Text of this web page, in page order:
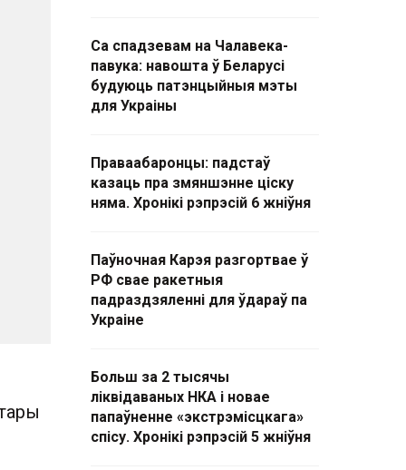
Са спадзевам на Чалавека-
павука: навошта ў Беларусі
будуюць патэнцыйныя мэты
для Украіны
Праваабаронцы: падстаў
казаць пра змяншэнне ціску
няма. Хронікі рэпрэсій 6 жніўня
Паўночная Карэя разгортвае ў
РФ свае ракетныя
падраздзяленні для ўдараў па
Украіне
Больш за 2 тысячы
ліквідаваных НКА і новае
папаўненне «экстрэмісцкага»
спісу. Хронікі рэпрэсій 5 жніўня